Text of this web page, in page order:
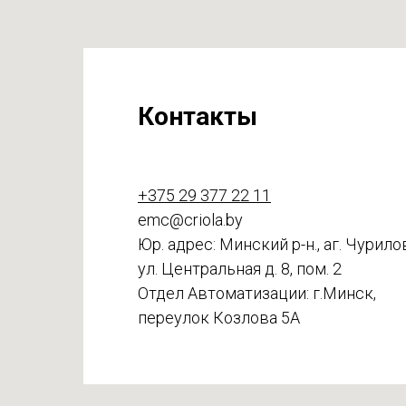
Контакты
+375 29 377 22 11
emc@criola.by
Юр. адрес: Минский р-н., аг.
ул. Центральная д. 8, пом. 2
Отдел Автоматизации: г.Минск,
переулок Козлова 5А